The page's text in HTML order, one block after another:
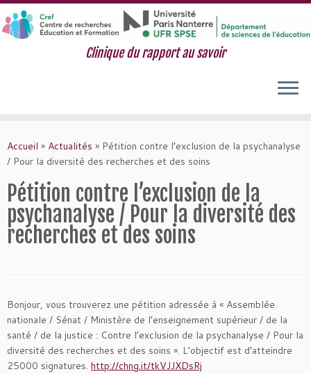
au
contenu
Clinique du rapport au savoir
Accueil » Actualités » Pétition contre l’exclusion de la psychanalyse
/ Pour la diversité des recherches et des soins
Pétition contre l’exclusion de la
psychanalyse / Pour la diversité des
recherches et des soins
Bonjour, vous trouverez une pétition adressée à « Assemblée
nationale / Sénat / Ministère de l’enseignement supérieur / de la
santé / de la justice : Contre l’exclusion de la psychanalyse / Pour la
diversité des recherches et des soins ». L’objectif est d’atteindre
25000 signatures. http://chng.it/tkVJJXDsRj